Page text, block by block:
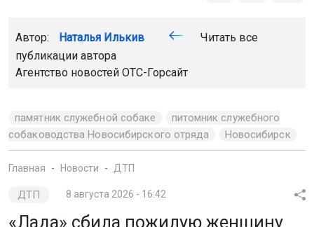
Автор: Наталья Илькив
Читать все
публикации автора
Агентство новостей ОТС-Горсайт
памятник служебной собаке
питомник служебного
собаководства Новосибирского отряда
Новосибирск
Главная Новости ДТП
ДТП 8 августа 2026 - 16:42
«Лада» сбила пожилую женщину